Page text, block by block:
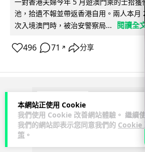
本網站正使用 Cookie
我們使用 Cookie 改善網站體驗。 繼續
我們的網站即表示您同意我們的 Cookie
策 。
池，拾遺不報並帶返香港自用。兩人本月
次入境澳門時，被治安警察局...
閱讀全
496 71 ↗ 分享